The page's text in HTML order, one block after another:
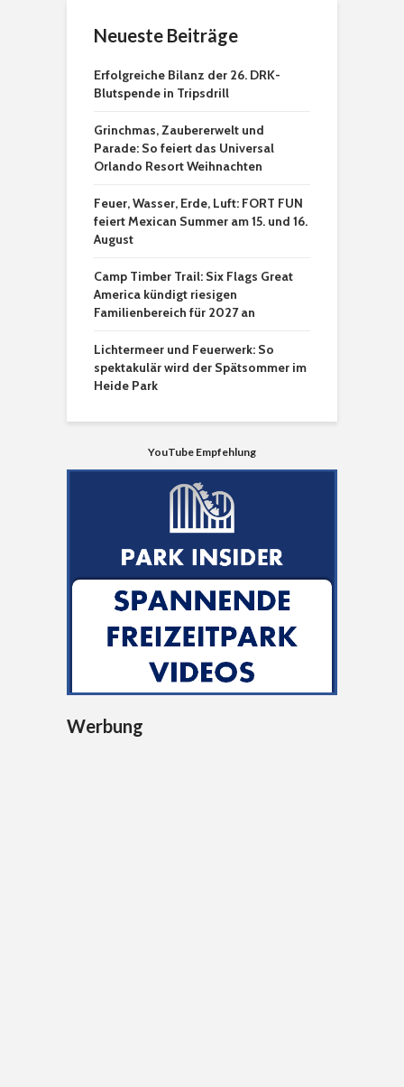
Neueste Beiträge
Erfolgreiche Bilanz der 26. DRK-
Blutspende in Tripsdrill
Grinchmas, Zaubererwelt und
Parade: So feiert das Universal
Orlando Resort Weihnachten
Feuer, Wasser, Erde, Luft: FORT FUN
feiert Mexican Summer am 15. und 16.
August
Camp Timber Trail: Six Flags Great
America kündigt riesigen
Familienbereich für 2027 an
Lichtermeer und Feuerwerk: So
spektakulär wird der Spätsommer im
Heide Park
YouTube Empfehlung
Werbung